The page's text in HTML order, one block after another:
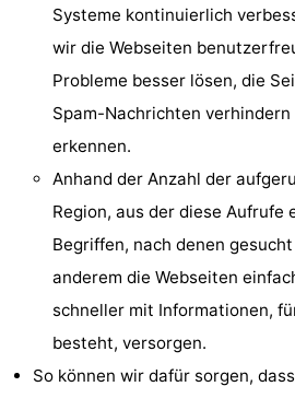
Wandern
Golfplatze
Sportangeln
Essen
trinken
Systeme kontinuierlich
wir die Webseiten
Probleme besser lösen, die
Spam-Nachrichten
erkennen.
Anhand der Anzahl der
Region, aus der diese Aufrufe
Begriffen, nach denen
anderem die Webseiten
schneller mit Informationen,
besteht, versorgen.
So können wir dafür sorgen,